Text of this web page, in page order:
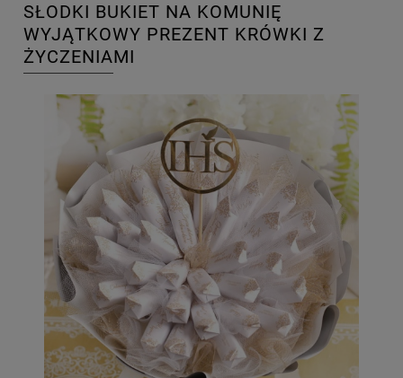
SŁODKI BUKIET NA KOMUNIĘ
WYJĄTKOWY PREZENT KRÓWKI Z
ŻYCZENIAMI